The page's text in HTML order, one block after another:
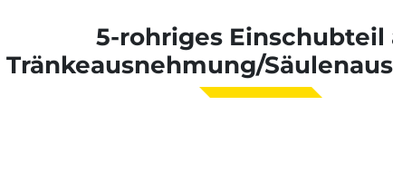
5-rohriges Einschubteil
Tränkeausnehmung/